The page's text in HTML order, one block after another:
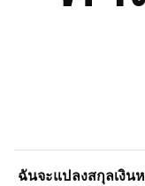
ฉันจะแปลงสกุลเงิน